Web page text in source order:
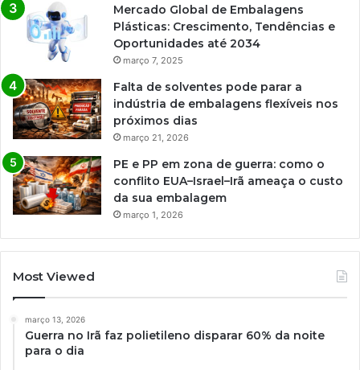
Mercado Global de Embalagens
Plásticas: Crescimento, Tendências e
Oportunidades até 2034
março 7, 2025
Falta de solventes pode parar a
indústria de embalagens flexíveis nos
próximos dias
março 21, 2026
PE e PP em zona de guerra: como o
conflito EUA–Israel–Irã ameaça o custo
da sua embalagem
março 1, 2026
Most Viewed
março 13, 2026
Guerra no Irã faz polietileno disparar 60% da noite
para o dia